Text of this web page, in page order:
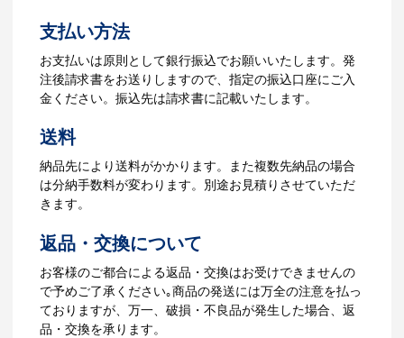
ら、ご注文書をお送りします。
【名入れをする場合】名入れに必要なデ
ータをご入稿頂き、名入れイメージをデ
ータでご確認いただきます。
4.納品
【名入れをする場合】データのご入稿後
３週間程度で納品となります。
【名入れなしの場合】在庫がある場合、3
～5営業日程度で納品となります。
ご利用ガイドをもっとみる
支払い方法
お支払いは原則として銀行振込でお願いいたします。発
注後請求書をお送りしますので、指定の振込口座にご入
金ください。振込先は請求書に記載いたします。
送料
納品先により送料がかかります。また複数先納品の場合
は分納手数料が変わります。別途お見積りさせていただ
きます。
返品・交換について
お客様のご都合による返品・交換はお受けできませんの
で予めご了承ください｡商品の発送には万全の注意を払っ
ておりますが、万一、破損・不良品が発生した場合、返
品・交換を承ります。